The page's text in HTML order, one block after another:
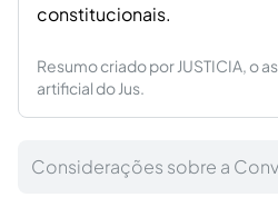
constitucionais.
Resumo criado por JUSTICIA, o
artificial do Jus.
Considerações sobre a